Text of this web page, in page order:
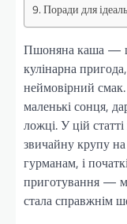
Поради для
Пшоняна каша —
кулінарна
неймовірний
маленькі сонця,
ложці. У цій
звичайну крупу
гурманам, і
приготування —
стала справжнім